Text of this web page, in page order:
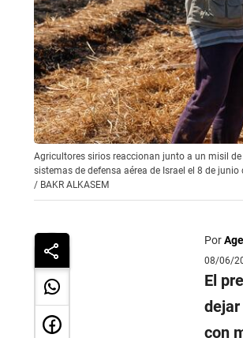
Agricultores sirios reaccionan junto a un misil
sistemas de defensa aérea de Israel el 8 de junio
/ BAKR ALKASEM
Por
08/06/
El
dejar
con